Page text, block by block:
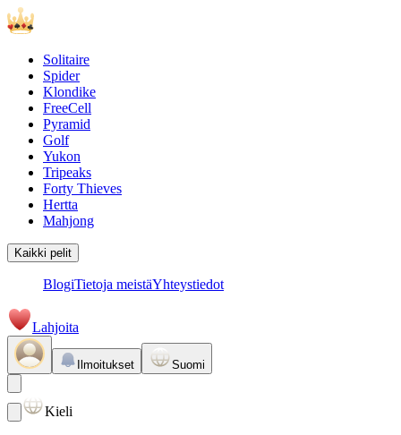
Solitaire
Spider
Klondike
FreeCell
Pyramid
Golf
Yukon
Tripeaks
Forty Thieves
Hertta
Mahjong
Kaikki pelit
BlogiTietoja meistäYhteystiedot
Lahjoita
Ilmoitukset Suomi
Kieli